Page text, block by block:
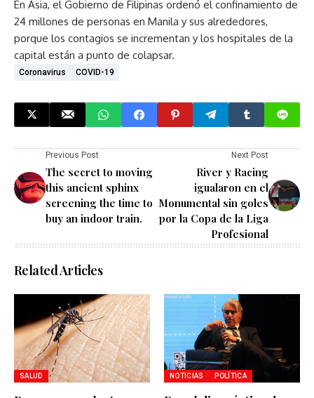
En Asia, el Gobierno de Filipinas ordenó el confinamiento de
24 millones de personas en Manila y sus alrededores,
porque los contagios se incrementan y los hospitales de la
capital están a punto de colapsar.
Coronavirus COVID-19
Previous Post
The secret to moving
this ancient sphinx
screening the time to
buy an indoor train.
Next Post
River y Racing
igualaron en el
Monumental sin goles
por la Copa de la Liga
Profesional
Related Articles
SALUD NOTICIAS POLÍTICA